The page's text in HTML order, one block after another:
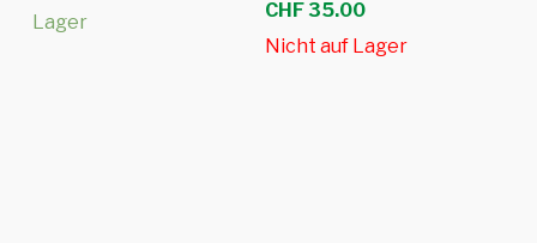
Lager
CHF35.00
Nicht auf Lager